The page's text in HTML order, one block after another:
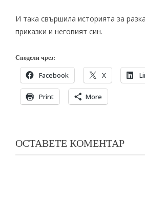
И така свършила историята за
приказки и неговият син.
Сподели чрез:
Facebook X
Print More
ОСТАВЕТЕ КОМЕНТАР